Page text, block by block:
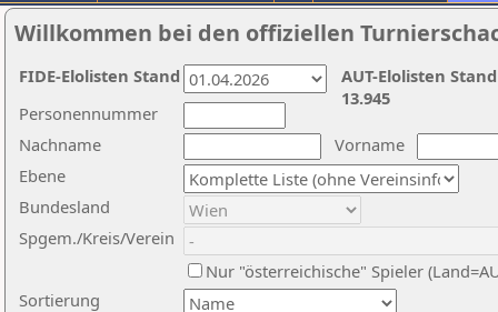
Willkommen bei den offiziellen
Nachname
Vorname
Ebene
Sortierung
Personennummer
Bundesland
Spgem./Kreis/Verein
Nur "österreichische" Spieler
AUT-Elolisten
13.945
FIDE-Elolisten Stand